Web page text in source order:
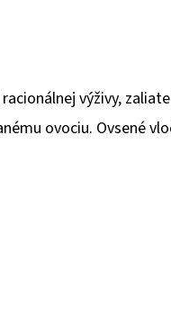
výživy,
ovociu. Ovsené